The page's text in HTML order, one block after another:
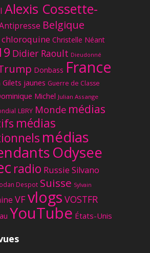
Alexis Cossette-
Belgique
chloroquine Christelle Néant
Didier Raoult Dieudonné
Donbass France
Gilets jaunes Guerre de Classe
Michel Julian Assange
LBRY Monde médias
médias
médias
Odysee
radio Russie Silvano
Despot Suisse Sylvain
VFvlogs VOSTFR
YouTube États-Unis